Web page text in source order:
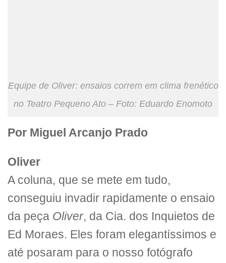
Equipe de Oliver: ensaios correm em clima frenético
no Teatro Pequeno Ato – Foto: Eduardo Enomoto
Por Miguel Arcanjo Prado
Oliver
A coluna, que se mete em tudo,
conseguiu invadir rapidamente o ensaio
da peça Oliver, da Cia. dos Inquietos de
Ed Moraes. Eles foram elegantíssimos e
até posaram para o nosso fotógrafo